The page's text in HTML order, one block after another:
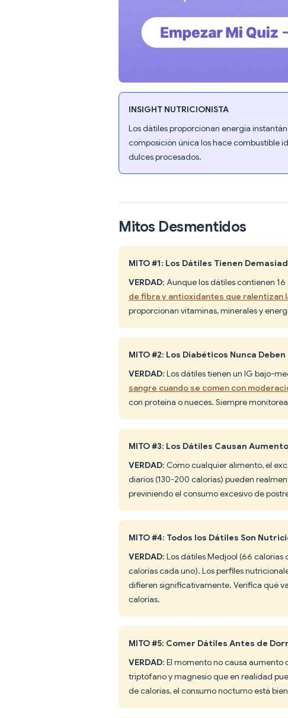
INSIGHT NUTRICIONISTA
Los dátiles proporcionan energía
composición única los hace combustible
dulces procesados.
Mitos Desmentidos
MITO #1: Los Dátiles Tienen
VERDAD: Aunque los dátiles contienen
de fibra y antioxidantes que ralentizan
proporcionan vitaminas, minerales y
MITO #2: Los Diabéticos Nunca
VERDAD: Los dátiles tienen un IG bajo-
sangre cuando se comen con
con proteína o nueces. Siempre
MITO #3: Los Dátiles Causan
VERDAD: Como cualquier alimento, el
diarios (130-200 calorías) pueden
previniendo el consumo excesivo de
MITO #4: Todos los Dátiles Son
VERDAD: Los dátiles Medjool (66 calorías
calorías cada uno). Los perfiles
difieren significativamente. Verifica qué
calorías.
MITO #5: Comer Dátiles Antes de
VERDAD: El momento no causa aumento
triptófano y magnesio que en realidad
de calorías, el consumo nocturno está